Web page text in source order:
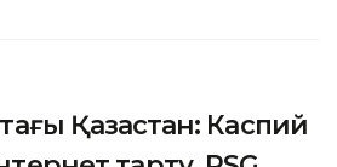
Қазақстан: Каспий